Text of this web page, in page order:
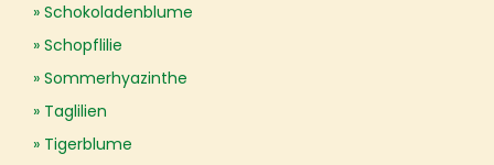
Schokoladenblume
Schopflilie
Sommerhyazinthe
Taglilien
Tigerblume